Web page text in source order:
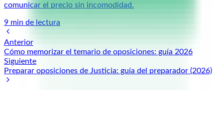
comunicar el precio sin incomodidad.
9 min de lectura
Anterior
Cómo memorizar el temario de oposiciones: guía 2026
Siguiente
Preparar oposiciones de Justicia: guía del preparador (2026)